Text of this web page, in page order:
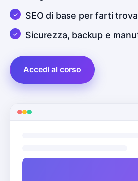
SEO di base per farti
Sicurezza, backup e
Accedi al corso